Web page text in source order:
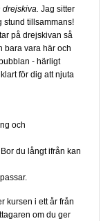
Jag sitter
stund tillsammans!
på drejskivan så
bara vara här och
- härligt
för dig att njuta
och
du långt ifrån kan
kursen i ett år från
om du ger